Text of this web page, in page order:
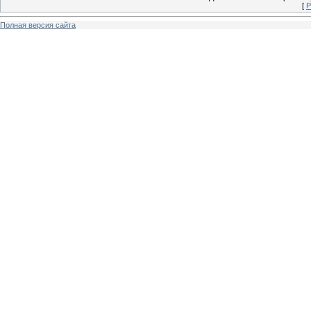
[
Полная версия сайта